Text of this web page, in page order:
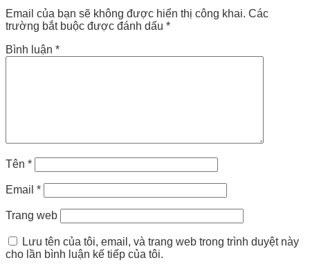
Email của bạn sẽ không được hiển thị công khai. Các
trường bắt buộc được đánh dấu *
Bình luận *
Tên *
Email *
Trang web
Lưu tên của tôi, email, và trang web trong trình duyệt này
cho lần bình luận kế tiếp của tôi.